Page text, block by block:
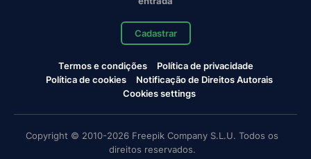
Cadastrar
Termos e condições
Política de privacidade
Política de cookies
Notificação de Direitos Autorais
Cookies settings
Copyright © 2010-2026 Freepik Company S.L.U. Todos os
direitos reservados.